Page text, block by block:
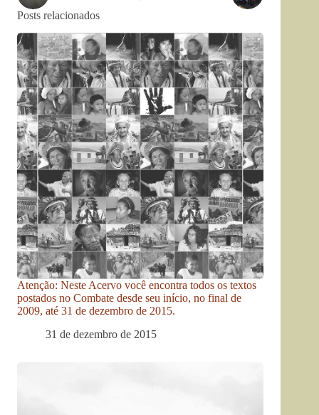
Posts relacionados
Atenção: Neste Acervo você encontra todos os textos
postados no Combate desde seu início, no final de
2009, até 31 de dezembro de 2015.
31 de dezembro de 2015